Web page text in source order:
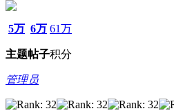
5万
主题
6万
帖子
61万
积分
管理员